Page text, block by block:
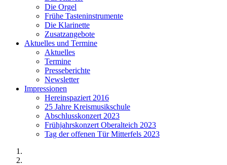
Die Orgel
Frühe Tasteninstrumente
Die Klarinette
Zusatzangebote
Aktuelles und Termine
Aktuelles
Termine
Presseberichte
Newsletter
Impressionen
Hereinspaziert 2016
25 Jahre Kreismusikschule
Abschlusskonzert 2023
Frühjahrskonzert Oberalteich 2023
Tag der offenen Tür Mitterfels 2023